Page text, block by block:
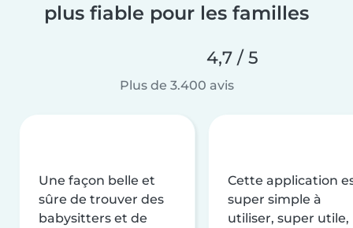
plus fiable pour les familles
4,7 / 5
Plus de 3.400 avis
Une façon belle et
sûre de trouver des
babysitters et de
Cette application
super simple à
utiliser, super utile,